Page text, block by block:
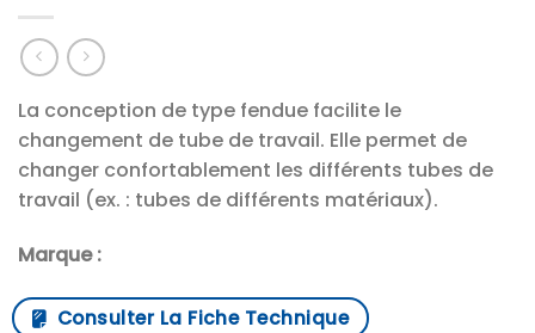
La conception de type fendue facilite le
changement de tube de travail. Elle permet de
changer confortablement les différents tubes de
travail (ex. : tubes de différents matériaux).
Marque :
Consulter La Fiche Technique